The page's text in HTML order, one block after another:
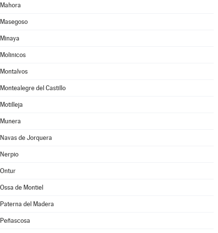
Mahora
Masegoso
Minaya
Molinicos
Montalvos
Montealegre del Castillo
Motilleja
Munera
Navas de Jorquera
Nerpio
Ontur
Ossa de Montiel
Paterna del Madera
Peñascosa